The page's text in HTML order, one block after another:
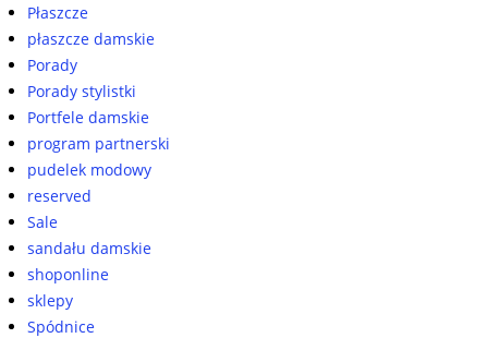
Płaszcze
płaszcze damskie
Porady
Porady stylistki
Portfele damskie
program partnerski
pudelek modowy
reserved
Sale
sandału damskie
shoponline
sklepy
Spódnice